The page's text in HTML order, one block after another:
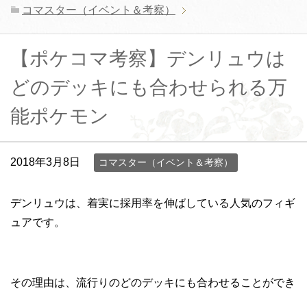
コマスター（イベント＆考察）
【ポケコマ考察】デンリュウは
どのデッキにも合わせられる万
能ポケモン
2018年3月8日 コマスター（イベント＆考察）
デンリュウは、着実に採用率を伸ばしている人気のフィギ
ュアです。
その理由は、流行りのどのデッキにも合わせることができ